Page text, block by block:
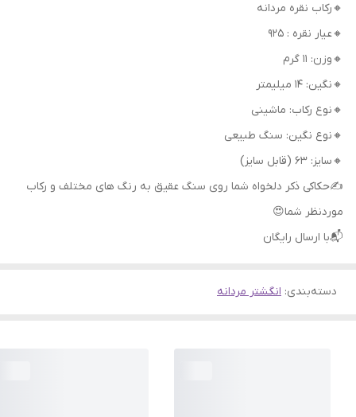
🔸رکاب نقره مردانه
🔸عیار نقره : 925
🔸وزن: 11 گرم
🔸نگین: 14 میلیمتر
🔸نوع رکاب: ماشینی
🔸نوع نگین: سنگ طبیعی
🔸سایز: 63 (قابل سایز)
✍حکاکی ذکر دلخواه شما روی سنگ عقیق به رنگ های مختلف و رکاب
موردنظر شما😍
📬با ارسال رایگان
دسته‌بندی: انگشتر مردانه